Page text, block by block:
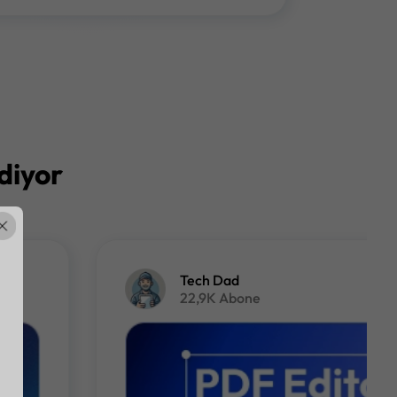
Tech Dad
22,9K Abone